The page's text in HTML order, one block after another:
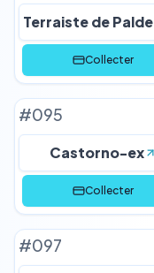
Collecter
#095
Castorno-ex
Collecter
#097